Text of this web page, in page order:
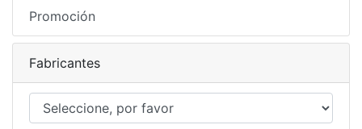
Promoción
Fabricantes